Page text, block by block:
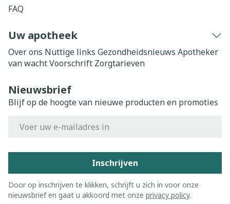
FAQ
Uw apotheek
Over ons Nuttige links Gezondheidsnieuws Apotheker
van wachtVoorschrift Zorgtarieven
Nieuwsbrief
Blijf op de hoogte van nieuwe producten en promoties
Inschrijven
Door op inschrijven te klikken, schrijft u zich in voor onze
nieuwsbrief en gaat u akkoord met onze privacy policy.